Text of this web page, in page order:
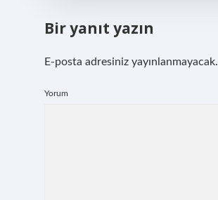
Bir yanıt yazın
E-posta adresiniz yayınlanmayacak.
Yorum